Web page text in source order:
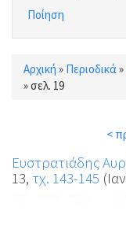
Ποίηση
Είστε εδώ
Αρχική » Περιοδικά »
»σελ. 19
<
Ευστρατιάδης
13, τχ. 143-145